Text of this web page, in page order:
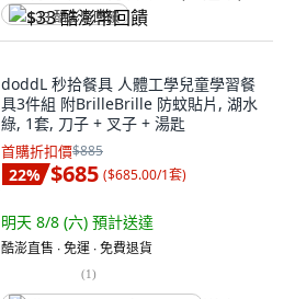
$33 酷澎幣回饋
doddL 秒拾餐具 人體工學兒童學習餐
具3件組 附BrilleBrille 防蚊貼片, 湖水
綠, 1套, 刀子 + 叉子 + 湯匙
首購折扣價$885
22% $685 ($685.00/1套)
明天 8/8 (六) 預計送達
酷澎直售 ∙ 免運 ∙ 免費退貨
(1)